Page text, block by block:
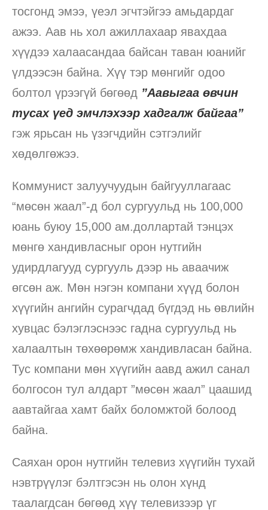
тосгонд эмээ, үеэл эгчтэйгээ амьдардаг
ажээ. Аав нь хол ажиллахаар явахдаа
хүүдээ халаасандаа байсан таван юанийг
үлдээсэн байна. Хүү тэр мөнгийг одоо
болтол үрээгүй бөгөөд ”Аавыгаа өвчин
тусах үед эмчлэхээр хадгалж байгаа”
гэж ярьсан нь үзэгчдийн сэтгэлийг
хөдөлгөжээ.
Коммунист залуучуудын байгууллагаас
“мөсөн жаал”-д бол сургуульд нь 100,000
юань буюу 15,000 ам.доллартай тэнцэх
мөнгө хандивласныг орон нутгийн
удирдлагууд сургууль дээр нь аваачиж
өгсөн аж. Мөн нэгэн компани хүүд болон
хүүгийн ангийн сурагчдад бүгдэд нь өвлийн
хувцас бэлэглэснээс гадна сургуульд нь
халаалтын төхөөрөмж хандивласан байна.
Тус компани мөн хүүгийн аавд ажил санал
болгосон тул алдарт ”мөсөн жаал” цаашид
аавтайгаа хамт байх боломжтой болоод
байна.
Саяхан орон нутгийн телевиз хүүгийн тухай
нэвтрүүлэг бэлтгэсэн нь олон хүнд
таалагдсан бөгөөд хүү телевизээр үг